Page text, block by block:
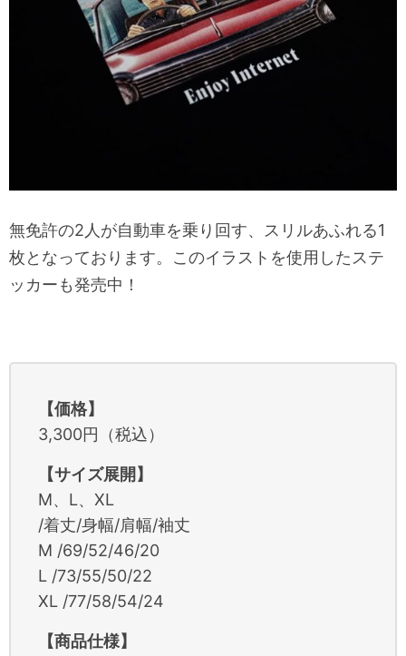
無免許の2人が自動車を乗り回す、スリルあふれる1
枚となっております。このイラストを使用したステ
ッカーも発売中！
【価格】
3,300円（税込）
【サイズ展開】
M、L、XL
/着丈/身幅/肩幅/袖丈
M /69/52/46/20
L /73/55/50/22
XL /77/58/54/24
【商品仕様】